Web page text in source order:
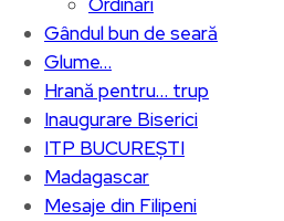
Gândul bun de seară
Glume…
Hrană pentru… trup
Inaugurare Biserici
ITP BUCUREȘTI
Madagascar
Mesaje din Filipeni